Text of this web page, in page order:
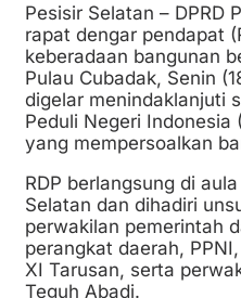
Pesisir Selatan – DPRD
rapat dengar pendapat
keberadaan bangunan
Pulau Cubadak, Senin
digelar menindaklanjuti
Peduli Negeri Indonesia
yang mempersoalkan
RDP berlangsung di
Selatan dan dihadiri
perwakilan pemerintah
perangkat daerah,
XI Tarusan, serta
Teguh Abadi.